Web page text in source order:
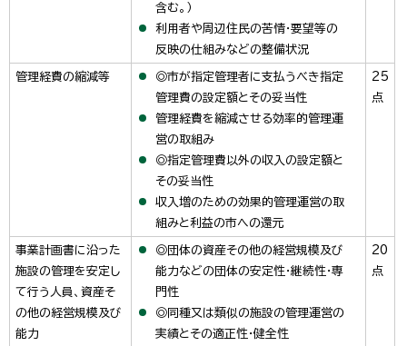
含む。）
利用者や周辺住民の苦情・要望等の
反映の仕組みなどの整備状況
管理経費の縮減等
◎市が指定管理者に支払うべき指定
管理費の設定額とその妥当性
管理経費を縮減させる効率的管理運
営の取組み
◎指定管理費以外の収入の設定額と
その妥当性
収入増のための効果的管理運営の取
組みと利益の市への還元
25
点
事業計画書に沿った
施設の管理を安定し
て行う人員、資産そ
の他の経営規模及び
能力
◎団体の資産その他の経営規模及び
能力などの団体の安定性・継続性・専
門性
◎同種又は類似の施設の管理運営の
実績とその適正性・健全性
20
点